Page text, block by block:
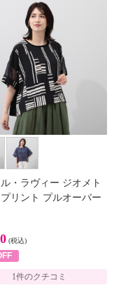
・ラヴィー ジオメト
プリント プルオーバー
(税込)
1件のクチコミ